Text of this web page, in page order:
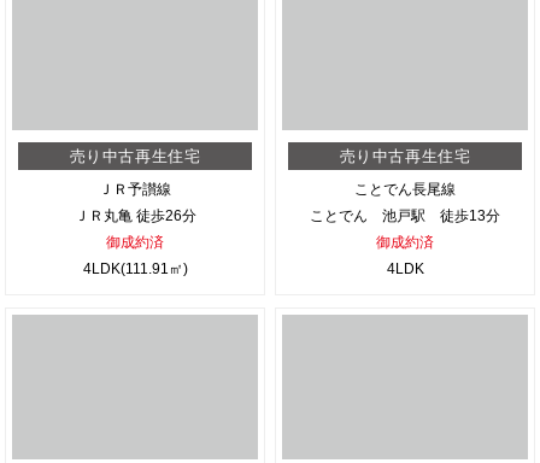
売り中古再生住宅
ＪＲ予讃線
ＪＲ丸亀 徒歩26分
御成約済
4LDK(111.91㎡)
売り中古再生住宅
ことでん長尾線
ことでん 池戸駅 徒歩13分
御成約済
4LDK